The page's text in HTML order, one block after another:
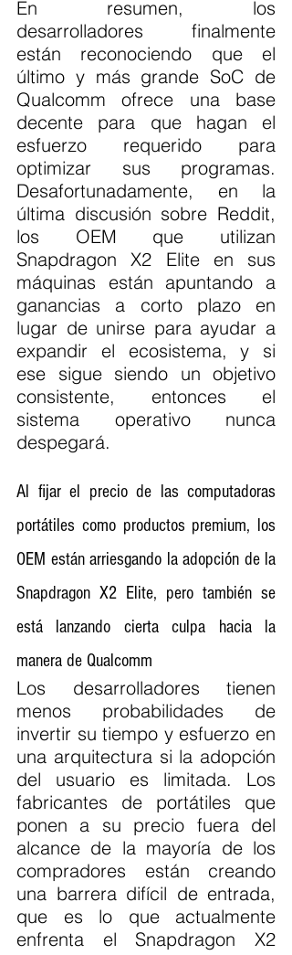
En resumen, los
desarrolladores finalmente
están reconociendo que el
último y más grande SoC de
Qualcomm ofrece una base
decente para que hagan el
esfuerzo requerido para
optimizar sus programas.
Desafortunadamente, en la
última discusión sobre Reddit,
los OEM que utilizan
Snapdragon X2 Elite en sus
máquinas están apuntando a
ganancias a corto plazo en
lugar de unirse para ayudar a
expandir el ecosistema, y si
ese sigue siendo un objetivo
consistente, entonces el
sistema operativo nunca
despegará.
Al fijar el precio de las computadoras
portátiles como productos premium, los
OEM están arriesgando la adopción de la
Snapdragon X2 Elite, pero también se
está lanzando cierta culpa hacia la
manera de Qualcomm
Los desarrolladores tienen
menos probabilidades de
invertir su tiempo y esfuerzo en
una arquitectura si la adopción
del usuario es limitada. Los
fabricantes de portátiles que
ponen a su precio fuera del
alcance de la mayoría de los
compradores están creando
una barrera difícil de entrada,
que es lo que actualmente
enfrenta el Snapdragon X2